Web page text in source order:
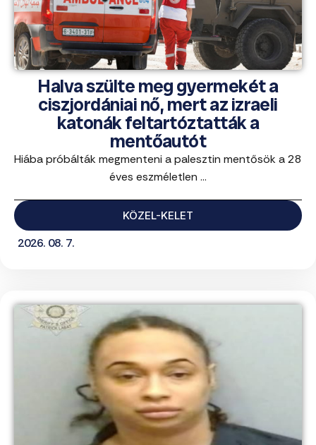
Halva szülte meg gyermekét a
ciszjordániai nő, mert az izraeli
katonák feltartóztatták a
mentőautót
Hiába próbálták megmenteni a palesztin mentősök a 28
éves eszméletlen ...
KÖZEL-KELET
2026. 08. 7.